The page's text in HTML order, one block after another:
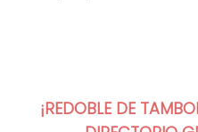
¡REDOBLE DE